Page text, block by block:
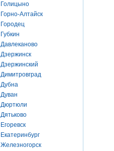
Голицыно
Горно-Алтайск
Городец
Губкин
Давлеканово
Дзержинск
Дзержинский
Димитровград
Дубна
Дуван
Дюртюли
Дятьково
Егоревск
Екатеринбург
Железногорск